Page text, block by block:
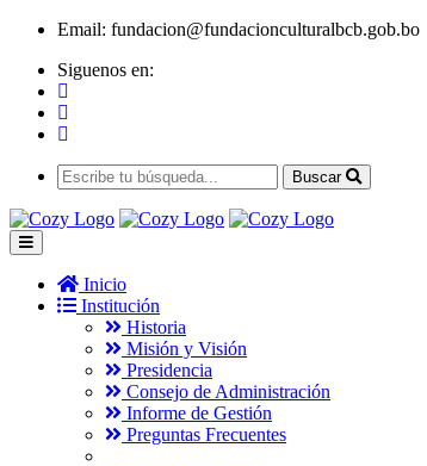
Email: fundacion@fundacionculturalbcb.gob.bo
Siguenos en:
Buscar
Inicio
Institución
Historia
Misión y Visión
Presidencia
Consejo de Administración
Informe de Gestión
Preguntas Frecuentes